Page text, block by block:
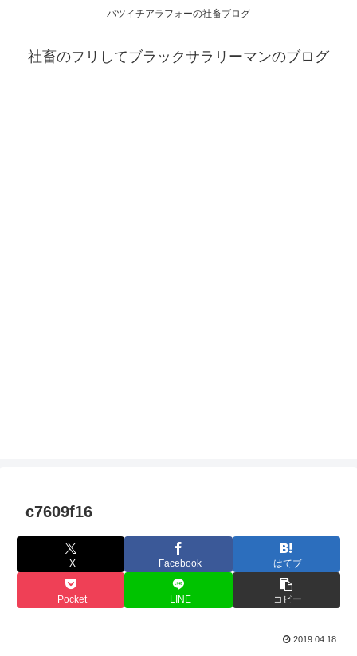
バツイチアラフォーの社畜ブログ
社畜のフリしてブラックサラリーマンのブログ
c7609f16
X Facebook はてブ
Pocket LINE コピー
2019.04.18